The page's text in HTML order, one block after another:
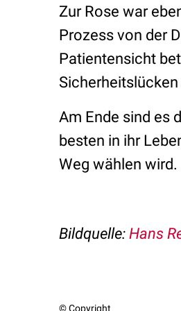
Zur Rose war
Prozess von der
Patientensicht
Am Ende sind es
besten in ihr
Weg wählen wird.
Bildquelle: Hans
© Copyright